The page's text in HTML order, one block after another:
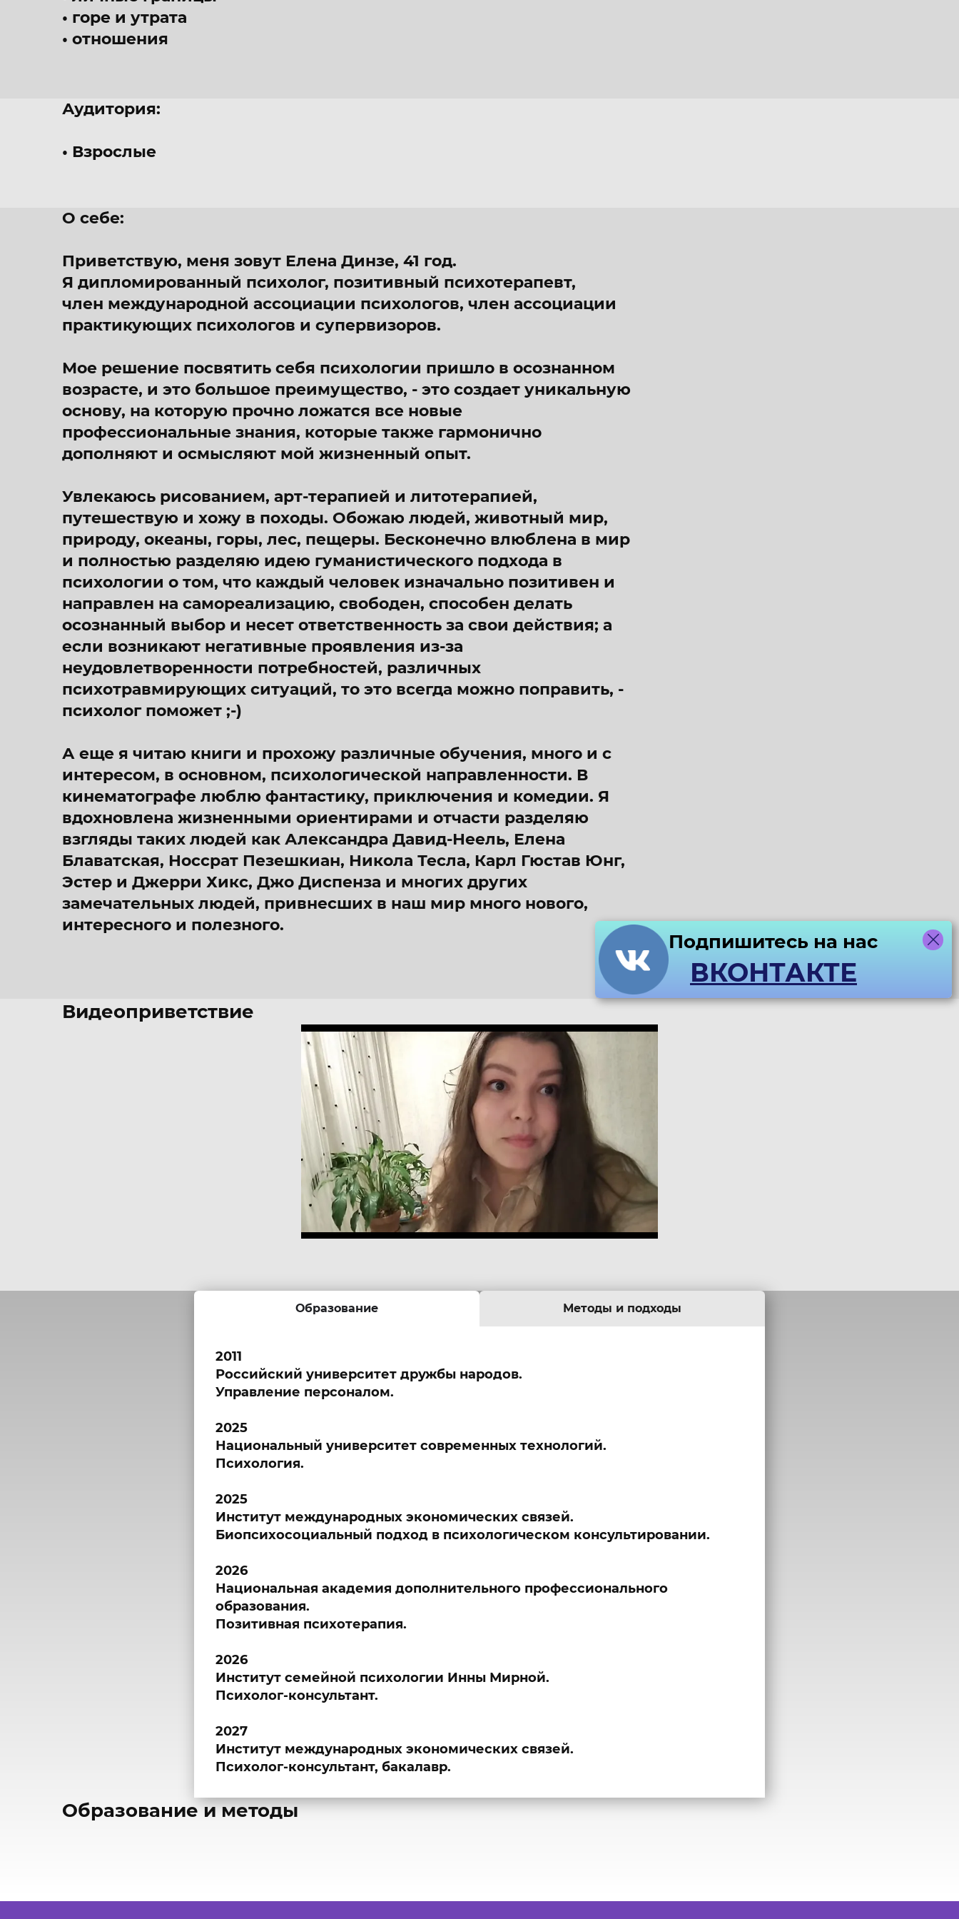
Подпишитесь на нас
ВКОНТАКТЕ
горе и утрата
отношения
Аудитория:
Взрослые
О себе:
Приветствую, меня зовут Елена Динзе, 41 год.
Я дипломированный психолог, позитивный психотерапевт,
член международной ассоциации психологов, член ассоциации
практикующих психологов и супервизоров.
Мое решение посвятить себя психологии пришло в осознанном
возрасте, и это большое преимущество, - это создает уникальную
основу, на которую прочно ложатся все новые
профессиональные знания, которые также гармонично
дополняют и осмысляют мой жизненный опыт.
Увлекаюсь рисованием, арт-терапией и литотерапией,
путешествую и хожу в походы. Обожаю людей, животный мир,
природу, океаны, горы, лес, пещеры. Бесконечно влюблена в мир
и полностью разделяю идею гуманистического подхода в
психологии о том, что каждый человек изначально позитивен и
направлен на самореализацию, свободен, способен делать
осознанный выбор и несет ответственность за свои действия; а
если возникают негативные проявления из-за
неудовлетворенности потребностей, различных
психотравмирующих ситуаций, то это всегда можно поправить, -
психолог поможет ;-)
А еще я читаю книги и прохожу различные обучения, много и с
интересом, в основном, психологической направленности. В
кинематографе люблю фантастику, приключения и комедии. Я
вдохновлена жизненными ориентирами и отчасти разделяю
взгляды таких людей как Александра Давид-Неель, Елена
Блаватская, Носсрат Пезешкиан, Никола Тесла, Карл Гюстав Юнг,
Эстер и Джерри Хикс, Джо Диспенза и многих других
замечательных людей, привнесших в наш мир много нового,
интересного и полезного.
Видеоприветствие
Образование Методы и подходы
2011
Российский университет дружбы народов.
Управление персоналом.
2025
Национальный университет современных технологий.
Психология.
2025
Институт международных экономических связей.
Биопсихосоциальный подход в психологическом консультировании.
2026
Национальная академия дополнительного профессионального
образования.
Позитивная психотерапия.
2026
Институт семейной психологии Инны Мирной.
Психолог-консультант.
2027
Институт международных экономических связей.
Психолог-консультант, бакалавр.
​Образование и методы